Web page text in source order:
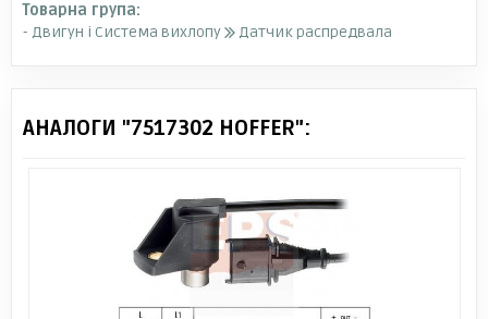
Товарна група:
- Двигун і Система вихлопу
Датчик распредвала
АНАЛОГИ "7517302 HOFFER":